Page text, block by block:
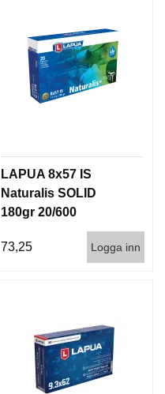
LAPUA 8x57 IS
Naturalis SOLID
180gr 20/600
73,25 Logga inn